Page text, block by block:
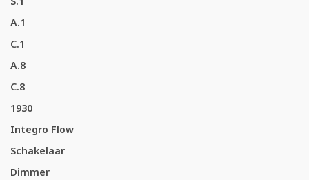
A.1
C.1
A.8
C.8
1930
Integro Flow
Schakelaar
Dimmer